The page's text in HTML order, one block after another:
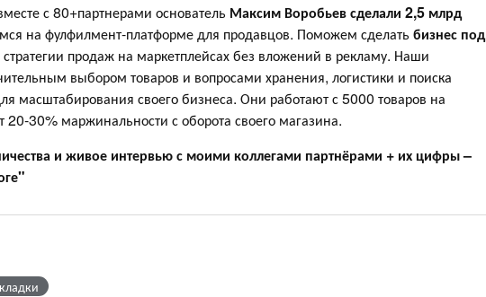
с 80+партнерами основатель Максим Воробьевсделали 2,5 млрд
на фулфилмент-платформе для продавцов. Поможем сделать бизнес под
продаж на маркетплейсах без вложений в рекламу. Наши
выбором товаров и вопросами хранения, логистики и поиска
масштабирования своего бизнеса. Они работают с 5000 товаров на
30% маржинальности с оборота своего магазина.
и живое интервью с моими коллегами партнёрами + их цифры –